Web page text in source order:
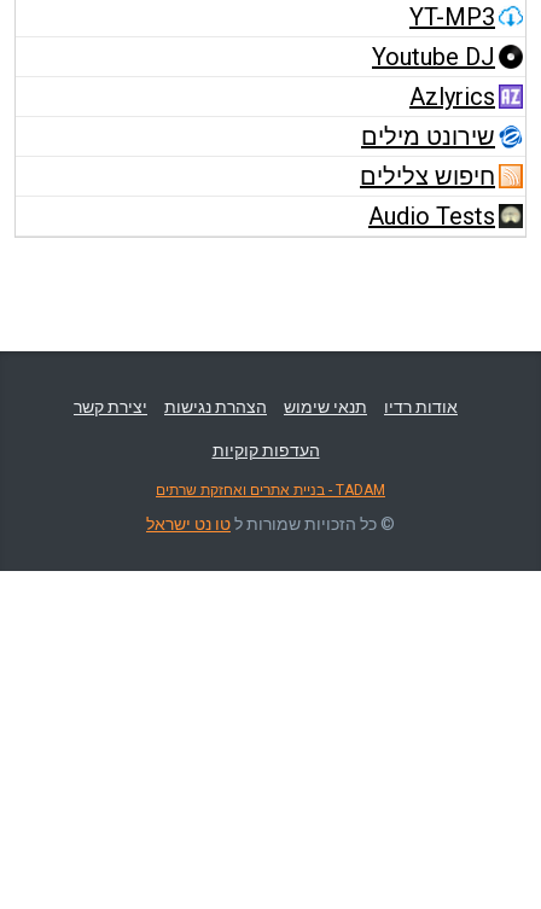
YT-MP3
Youtube DJ
Azlyrics
שירונט מילים
חיפוש צלילים
Audio Tests
אודות רדיו תנאי שימוש הצהרת נגישות יצירת קשר
העדפות קוקיות
TADAM - בניית אתרים ואחזקת שרתים
© כל הזכויות שמורות לטו נט ישראל